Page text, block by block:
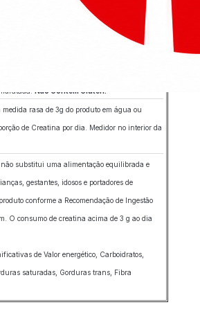
g
com base em uma dieta de 2000 Kcal ou
referência podem ser maiores ou menores
energéticas.
Não Contém Glúten.
rasa de 3g do produto em água ou
de Creatina por dia. Medidor no interior da
não substitui uma alimentação equilibrada e
gestantes, idosos e portadores de
conforme a Recomendação de Ingestão
O consumo de creatina acima de 3 g ao dia
de Valor energético, Carboidratos,
saturadas, Gorduras trans, Fibra